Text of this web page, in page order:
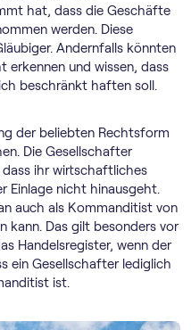
hat, dass die Geschäfte
werden. Diese
Andernfalls könnten
erkennen und wissen, dass
beschränkt haften soll.
der beliebten Rechtsform
Die Gesellschafter
ihr wirtschaftliches
Einlage nicht hinausgeht.
auch als Kommanditist von
kann. Das gilt besonders vor
Handelsregister, wenn der
ein Gesellschafter lediglich
ist.